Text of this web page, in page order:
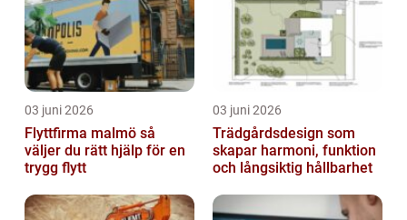
03 juni 2026
Flyttfirma malmö så
väljer du rätt hjälp för en
trygg flytt
03 juni 2026
Trädgårdsdesign som
skapar harmoni, funktion
och långsiktig hållbarhet